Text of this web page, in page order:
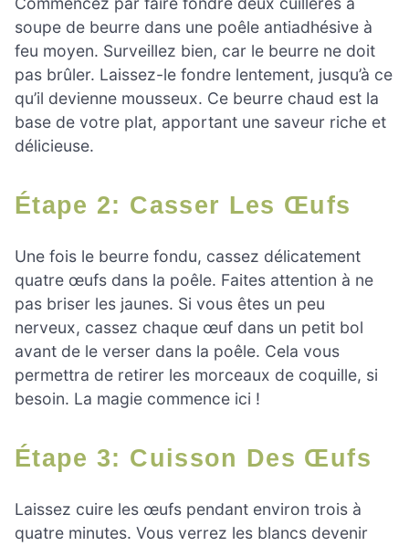
soupe de beurre dans une poêle antiadhésive à
feu moyen. Surveillez bien, car le beurre ne doit
pas brûler. Laissez-le fondre lentement, jusqu’à ce
qu’il devienne mousseux. Ce beurre chaud est la
base de votre plat, apportant une saveur riche et
délicieuse.
Étape 2: Casser Les Œufs
Une fois le beurre fondu, cassez délicatement
quatre œufs dans la poêle. Faites attention à ne
pas briser les jaunes. Si vous êtes un peu
nerveux, cassez chaque œuf dans un petit bol
avant de le verser dans la poêle. Cela vous
permettra de retirer les morceaux de coquille, si
besoin. La magie commence ici !
Étape 3: Cuisson Des Œufs
Laissez cuire les œufs pendant environ trois à
quatre minutes. Vous verrez les blancs devenir